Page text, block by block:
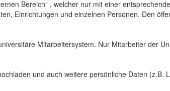
Bereich“ , welcher nur mit einer
Einrichtungen und einzelnen Personen. Den
Mitarbeitersystem. Nur Mitarbeiter der
und auch weitere persönliche Daten (z.B.